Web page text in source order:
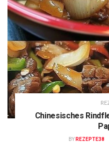
Chinesisches
BY REZEPTE38